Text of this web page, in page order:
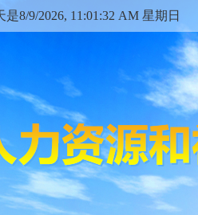
是8/9/2026, 11:01:32 AM 星期日